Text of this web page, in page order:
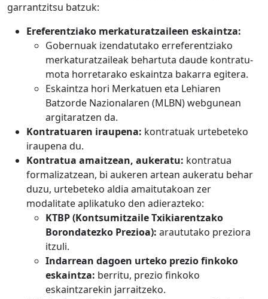
garrantzitsu batzuk:
Ereferentziako merkaturatzaileen eskaintza:
Gobernuak izendatutako erreferentziako
merkaturatzaileak behartuta daude kontratu-
mota horretarako eskaintza bakarra egitera.
Eskaintza hori Merkatuen eta Lehiaren
Batzorde Nazionalaren (MLBN) webgunean
argitaratzen da.
Kontratuaren iraupena: kontratuak urtebeteko
iraupena du.
Kontratua amaitzean, aukeratu: kontratua
formalizatzean, bi aukeren artean aukeratu behar
duzu, urtebeteko aldia amaitutakoan zer
modalitate aplikatuko den adierazteko:
KTBP (Kontsumitzaile Txikiarentzako
Borondatezko Prezioa): araututako preziora
itzuli.
Indarrean dagoen urteko prezio finkoko
eskaintza: berritu, prezio finkoko
eskaintzarekin jarraitzeko.